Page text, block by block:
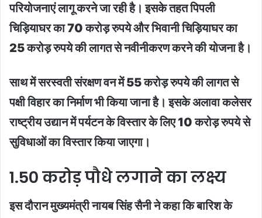
परियोजनाएं लागू करने जा रही है। इसके तहत पिपली
चिड़ियाघर का 70 करोड़ रुपये और भिवानी चिड़ियाघर का
25 करोड़ रुपये की लागत से नवीनीकरण करने की योजना है।
साथ में सरस्वती संरक्षण वन में 55 करोड़ रुपये की लागत से
पक्षी विहार का निर्माण भी किया जाना है। इसके अलावा कलेसर
राष्ट्रीय उद्यान में पर्यटन के विस्तार के लिए 10 करोड़ रुपये से
सुविधाओं का विस्तार किया जाएगा।
1.50 करोड़ पौधे लगाने का लक्ष्य
इस दौरान मुख्यमंत्री नायब सिंह सैनी ने कहा कि बारिश के